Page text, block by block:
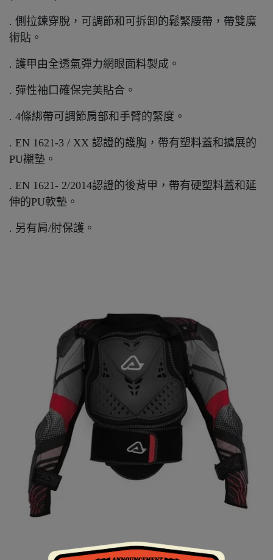
. 側拉鍊穿脫，可調節和可拆卸的鬆緊腰帶，帶雙魔
術貼。
. 護甲由全透氣彈力網眼面料製成。
. 彈性袖口確保完美貼合。
. 4條綁帶可調節肩部和手臂的緊度。
. EN 1621-3 / XX 認證的護胸，帶有塑料蓋和擴展的
PU襯墊。
. EN 1621- 2/2014認證的後背甲，帶有硬塑料蓋和延
伸的PU軟墊。
. 另有肩/肘保護。